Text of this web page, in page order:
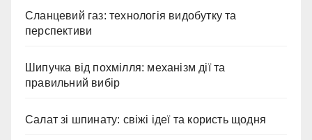
Сланцевий газ: технологія видобутку та
перспективи
Шипучка від похмілля: механізм дії та
правильний вибір
Салат зі шпинату: свіжі ідеї та користь щодня